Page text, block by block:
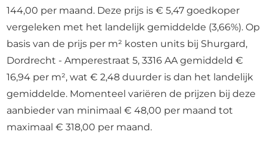
144,00 per maand. Deze prijs is € 5,47 goedkoper
vergeleken met het landelijk gemiddelde (3,66%). Op
basis van de prijs per m² kosten units bij Shurgard,
Dordrecht - Amperestraat 5, 3316 AA gemiddeld €
16,94 per m², wat € 2,48 duurder is dan het landelijk
gemiddelde. Momenteel variëren de prijzen bij deze
aanbieder van minimaal € 48,00 per maand tot
maximaal € 318,00 per maand.